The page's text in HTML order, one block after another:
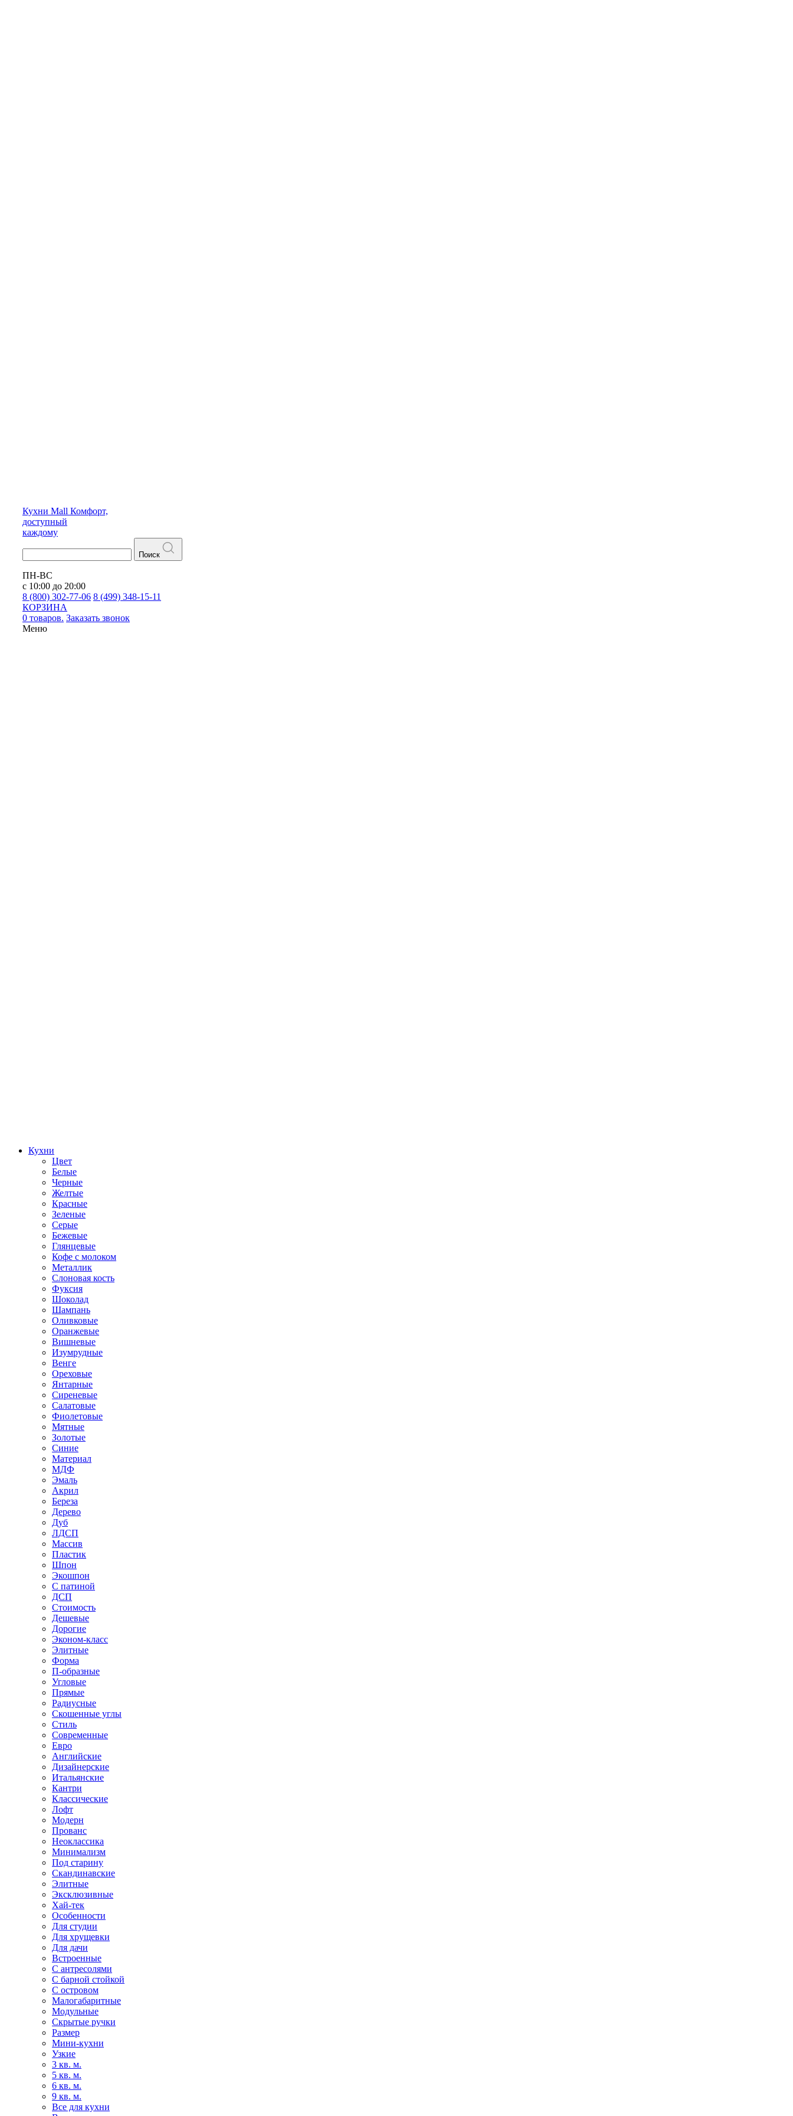
Кухни Mall Комфорт,
доступный
каждому
Поиск
ПН-ВС
с 10:00 до 20:00
8 (800) 302-77-06 8 (499) 348-15-11
КОРЗИНА
0 товаров. Заказать звонок
Меню
Кухни
Цвет
Белые
Черные
Желтые
Красные
Зеленые
Серые
Бежевые
Глянцевые
Кофе с молоком
Металлик
Слоновая кость
Фуксия
Шоколад
Шампань
Оливковые
Оранжевые
Вишневые
Изумрудные
Венге
Ореховые
Янтарные
Сиреневые
Салатовые
Фиолетовые
Мятные
Золотые
Синие
Материал
МДФ
Эмаль
Акрил
Береза
Дерево
Дуб
ЛДСП
Массив
Пластик
Шпон
Экошпон
С патиной
ДСП
Стоимость
Дешевые
Дорогие
Эконом-класс
Элитные
Форма
П-образные
Угловые
Прямые
Радиусные
Скошенные углы
Стиль
Современные
Евро
Английские
Дизайнерские
Итальянские
Кантри
Классические
Лофт
Модерн
Прованс
Неоклассика
Минимализм
Под старину
Скандинавские
Элитные
Эксклюзивные
Хай-тек
Особенности
Для студии
Для хрущевки
Для дачи
Встроенные
С антресолями
С барной стойкой
С островом
Малогабаритные
Модульные
Скрытые ручки
Размер
Мини-кухни
Узкие
3 кв. м.
5 кв. м.
6 кв. м.
9 кв. м.
Все для кухни